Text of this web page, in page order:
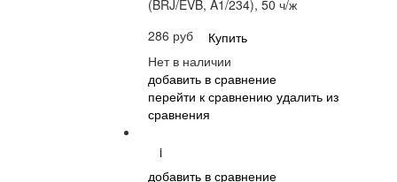
(BRJ/EVB, A1/234), 50 ч/ж
286 руб
Купить
Нет в наличии
добавить в сравнение
перейти к сравнению удалить из
сравнения
i
добавить в сравнение